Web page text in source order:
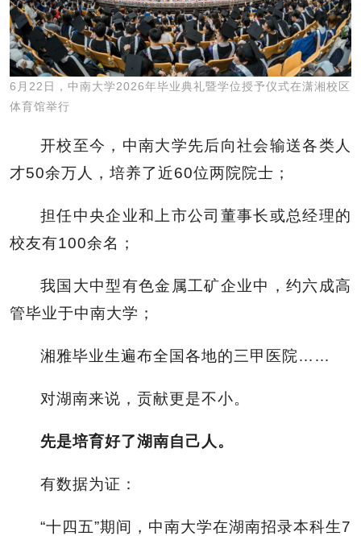
6月22日，中南大学2026年毕业典礼暨学位授予仪式在潇湘校区
体育馆举行
开校至今，中南大学先后向社会输送各类人
才50余万人，培养了近60位两院院士；
担任中央企业和上市公司董事长或总经理的
校友有100余名；
我国大中型有色金属工矿企业中，约六成高
管毕业于中南大学；
湘雅毕业生遍布全国各地的三甲医院……
对湖南来说，贡献更是不小。
先是培育好了湖南自己人。
有数据为证：
“十四五”期间，中南大学在湖南招录本科生7